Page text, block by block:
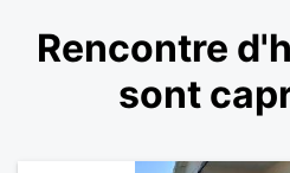
Rencontre
sont